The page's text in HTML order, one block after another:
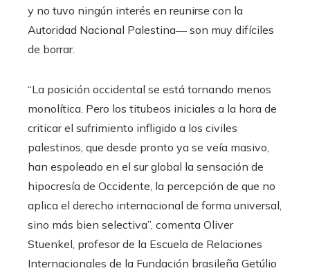
y no tuvo ningún interés en reunirse con la
Autoridad Nacional Palestina― son muy difíciles
de borrar.
“La posición occidental se está tornando menos
monolítica. Pero los titubeos iniciales a la hora de
criticar el sufrimiento infligido a los civiles
palestinos, que desde pronto ya se veía masivo,
han espoleado en el sur global la sensación de
hipocresía de Occidente, la percepción de que no
aplica el derecho internacional de forma universal,
sino más bien selectiva”, comenta Oliver
Stuenkel, profesor de la Escuela de Relaciones
Internacionales de la Fundación brasileña Getúlio